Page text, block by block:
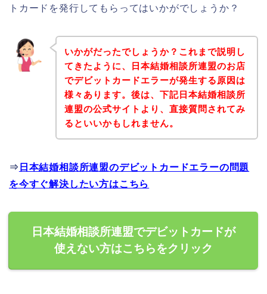
トカードを発行してもらってはいかがでしょうか？
いかがだったでしょうか？これまで説明し
てきたように、日本結婚相談所連盟のお店
でデビットカードエラーが発生する原因は
様々あります。後は、下記日本結婚相談所
連盟の公式サイトより、直接質問されてみ
るといいかもしれません。
⇒ 日本結婚相談所連盟のデビットカードエラーの問題
を今すぐ解決したい方はこちら
日本結婚相談所連盟でデビットカードが
使えない方はこちらをクリック